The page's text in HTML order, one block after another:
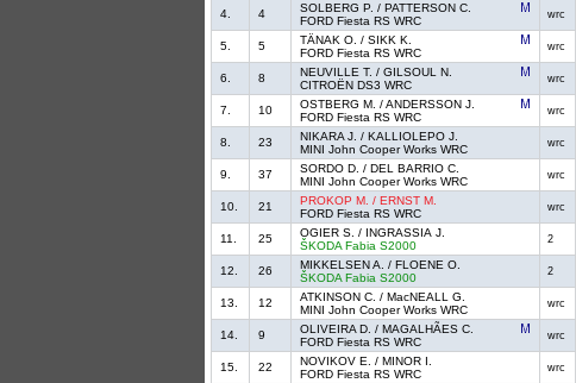
4.
4
SOLBERG P. / PATTERSON C.
FORD Fiesta RS WRC
wrc
5.
5
TÄNAK O. / SIKK K.
FORD Fiesta RS WRC
wrc
6.
8
NEUVILLE T. / GILSOUL N.
CITROËN DS3 WRC
wrc
7.
10
OSTBERG M. / ANDERSSON J.
FORD Fiesta RS WRC
wrc
8.
23
NIKARA J. / KALLIOLEPO J.
MINI John Cooper Works WRC
wrc
9.
37
SORDO D. / DEL BARRIO C.
MINI John Cooper Works WRC
wrc
10.
21
PROKOP M. / ERNST M.
FORD Fiesta RS WRC
wrc
11.
25
OGIER S. / INGRASSIA J.
ŠKODA Fabia S2000
2
12.
26
MIKKELSEN A. / FLOENE O.
ŠKODA Fabia S2000
2
13.
12
ATKINSON C. / MacNEALL G.
MINI John Cooper Works WRC
wrc
14.
9
OLIVEIRA D. / MAGALHÃES C.
FORD Fiesta RS WRC
wrc
15.
22
NOVIKOV E. / MINOR I.
FORD Fiesta RS WRC
wrc